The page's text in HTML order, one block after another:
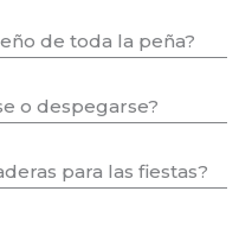
de toda la peña?
o despegarse?
para las fiestas?